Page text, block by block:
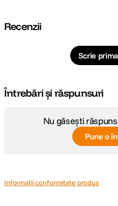
Recenzii
Scrie
Întrebări și răspunsuri
Nu găsești
Pune o
Informatii conformitate produs